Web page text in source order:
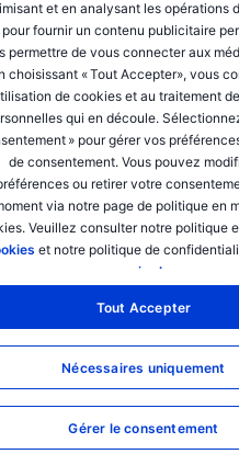
et en analysant les opérations
fournir un contenu publicitaire
permettre de vous connecter aux
choisissant « Tout Accepter», vous
de cookies et au traitement
qui en découle.
» pour gérer vos
de consentement. Vous pouvez
ou retirer votre
via notre page de politique en
Veuillez consulter notre politique
et notre politique de
savoir plus
Tout Accepter
Nécessaires uniquement
Gérer le consentement
le plus élevé).
la méthodologie ESG (en
by
/
financières
T1
XXXXXXX
XXXXXXX
XXXXXXX